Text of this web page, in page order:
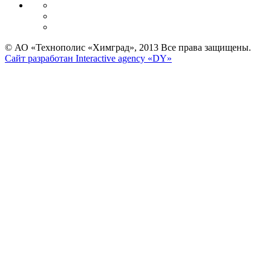
© АО «Технополис «Химград», 2013 Все права защищены.
Сайт разработан Interactive agency «DY»